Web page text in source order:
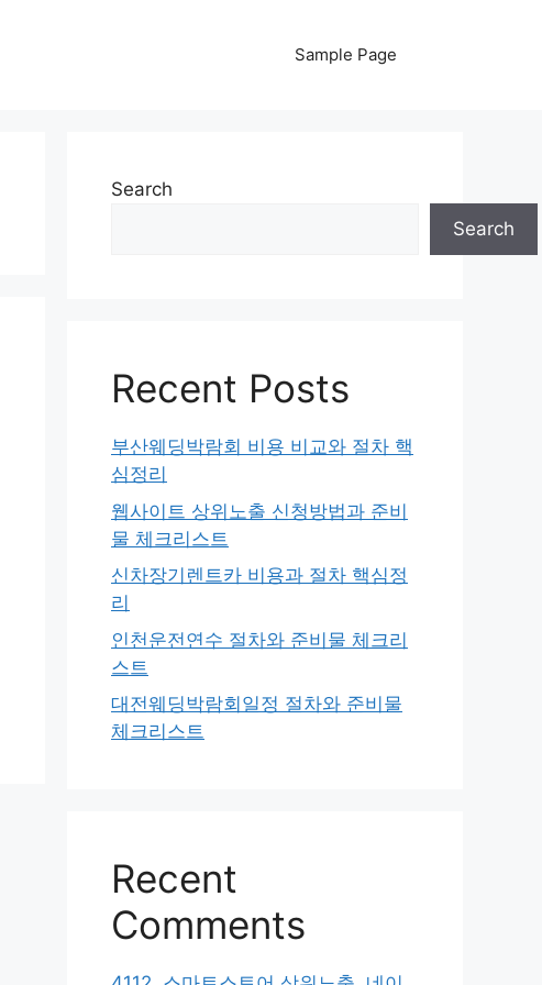
Sample Page
Search
Search
Recent Posts
부산웨딩박람회 비용 비교와 절차 핵
심정리
웹사이트 상위노출 신청방법과 준비
물 체크리스트
신차장기렌트카 비용과 절차 핵심정
리
인천운전연수 절차와 준비물 체크리
스트
대전웨딩박람회일정 절차와 준비물
체크리스트
Recent
Comments